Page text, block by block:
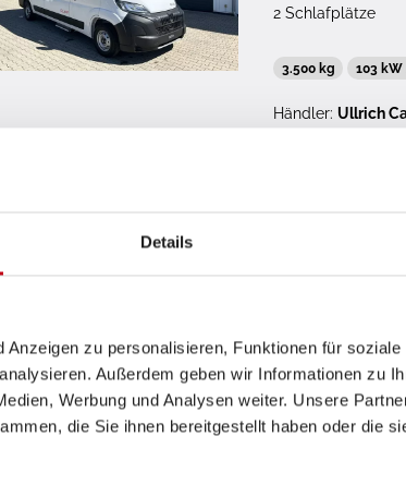
Details
zu personalisieren, Funktionen für
Außerdem geben wir Informationen zu
Werbung und Analysen weiter. Unsere
die Sie ihnen bereitgestellt haben oder die
2 Schlafplätze
3.500 kg 103 kW
Händler: Ullrich
Sunlight T
2 Schlafplätze